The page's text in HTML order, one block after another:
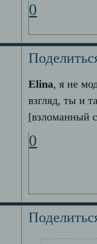
0
Elina, я не
взгляд, ты и
[взломанный
0